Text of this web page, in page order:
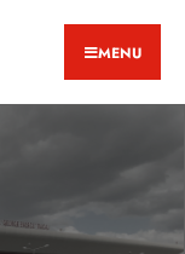
MENU